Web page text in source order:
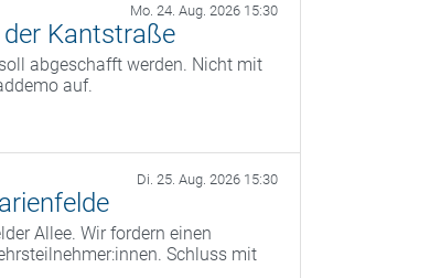
Mo. 24. Aug. 2026 15:30
Kantstraße
abgeschafft werden. Nicht mit
auf.
Di. 25. Aug. 2026 15:30
Allee. Wir fordern einen
Schluss mit